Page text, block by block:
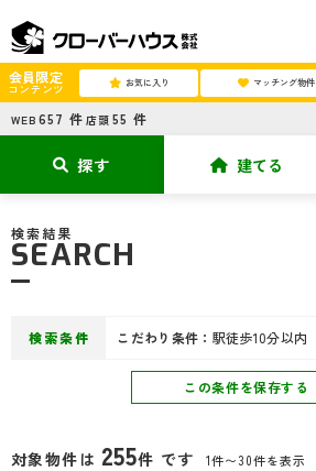
会員限定
コンテンツ お気に入り マッチング物件
WEB 657 件 店頭 55 件
探す 建てる
検索結果
SEARCH
検索条件 こだわり条件： 駅徒歩10分以内
この条件を保存する
対象物件は 255件 です 1件〜30件を表示